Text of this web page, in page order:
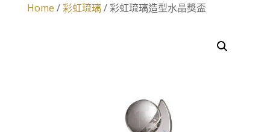
Home /彩虹琉璃/ 彩虹琉璃造型水晶獎盃